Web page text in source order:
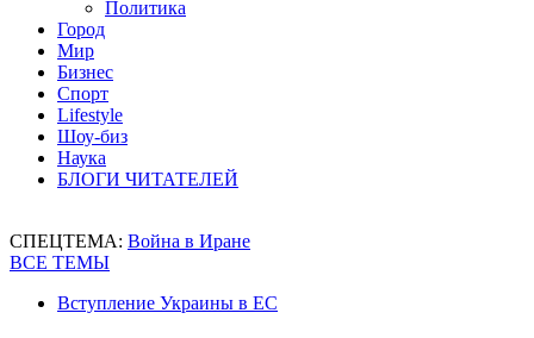
Политика
Город
Мир
Бизнес
Спорт
Lifestyle
Шоу-биз
Наука
БЛОГИ ЧИТАТЕЛЕЙ
СПЕЦТЕМА: Война в Иране
ВСЕ ТЕМЫ
Вступление Украины в ЕС